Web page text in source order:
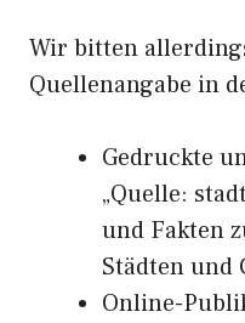
Wir bitten
Quellenangabe in
Gedruckte
„Quelle:
und Fakten
Städten und
Online-